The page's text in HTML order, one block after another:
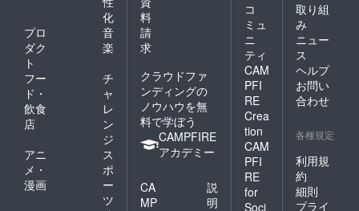
化
プロ
ダク
ト
音
楽
フー
ド・
飲食
店
チ
ャ
レ
ン
ジ
アニ
メ・
漫画
ス
ポ
ー
ツ
料
請
求
クラウドファ
ンディングの
ノウハウを無
料で学ぼう
CAMPFIRE
アカデミー
CA
MP
説
明
コ
ミュ
ニ
ティ
CAM
PFI
RE
Crea
tion
CAM
PFI
RE
for
Soci
取り組
み
ニュー
ス
ヘルプ
お問い
合わせ
各種規定
利用規
約
細則
プライ